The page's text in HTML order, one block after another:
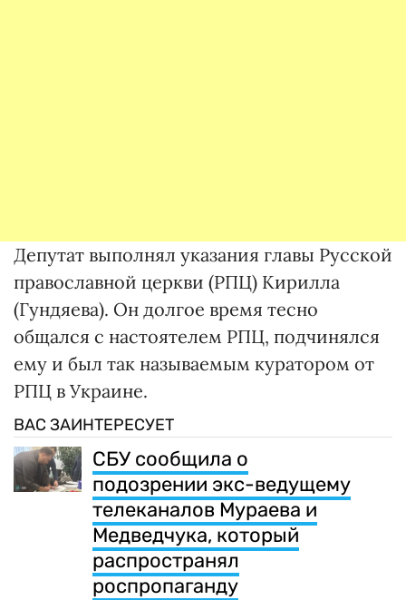
Депутат выполнял указания главы Русской
православной церкви (РПЦ) Кирилла
(Гундяева). Он долгое время тесно
общался с настоятелем РПЦ, подчинялся
ему и был так называемым куратором от
РПЦ в Украине.
ВАС ЗАИНТЕРЕСУЕТ
СБУ сообщила о
подозрении экс-ведущему
телеканалов Мураева и
Медведчука, который
распространял
роспропаганду